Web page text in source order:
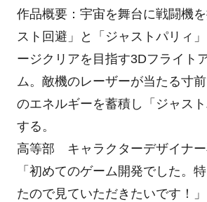
作品概要：宇宙を舞台に戦闘機
スト回避」と「ジャストパリィ
ージクリアを目指す3Dフライト
ム。敵機のレーザーが当たる寸
のエネルギーを蓄積し「ジャス
する。
高等部 キャラクターデザイナ
「初めてのゲーム開発でした。
たので見ていただきたいです！」